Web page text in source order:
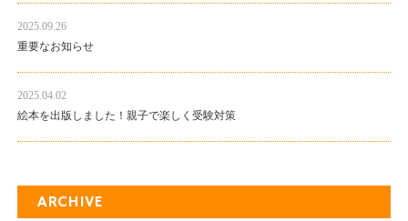
2025.09.26
重要なお知らせ
2025.04.02
絵本を出版しました！親子で楽しく受験対策
ARCHIVE